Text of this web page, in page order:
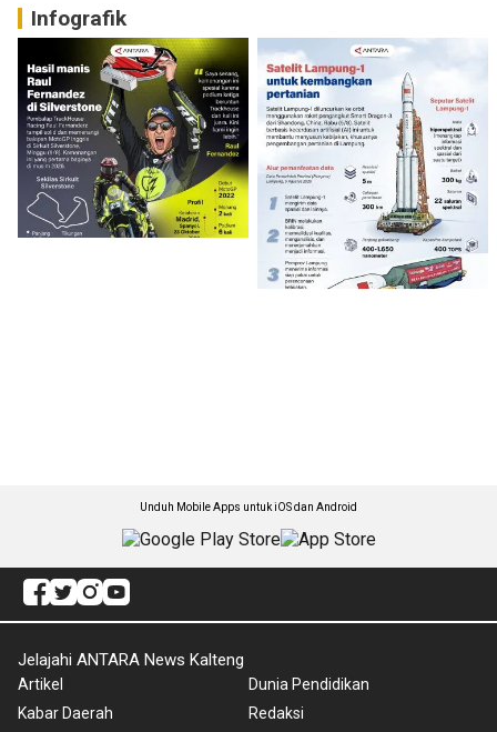
Infografik
Unduh Mobile Apps untuk iOS dan Android
Jelajahi ANTARA News Kalteng
Artikel
Kabar Daerah
Dunia Pendidikan
Redaksi